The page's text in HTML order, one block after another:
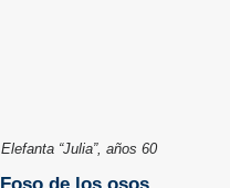
Elefanta “Julia”, años 60